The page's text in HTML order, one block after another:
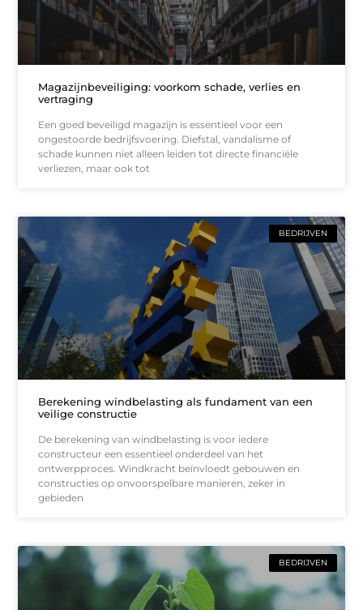
Magazijnbeveiliging: voorkom schade, verlies en
vertraging
Een goed beveiligd magazijn is essentieel voor een
ongestoorde bedrijfsvoering. Diefstal, vandalisme of
schade kunnen niet alleen leiden tot directe financiële
verliezen, maar ook tot
BEDRIJVEN
Berekening windbelasting als fundament van een
veilige constructie
De berekening van windbelasting is voor iedere
constructeur een essentieel onderdeel van het
ontwerpproces. Windkracht beïnvloedt gebouwen en
constructies op onvoorspelbare manieren, zeker in
gebieden
BEDRIJVEN